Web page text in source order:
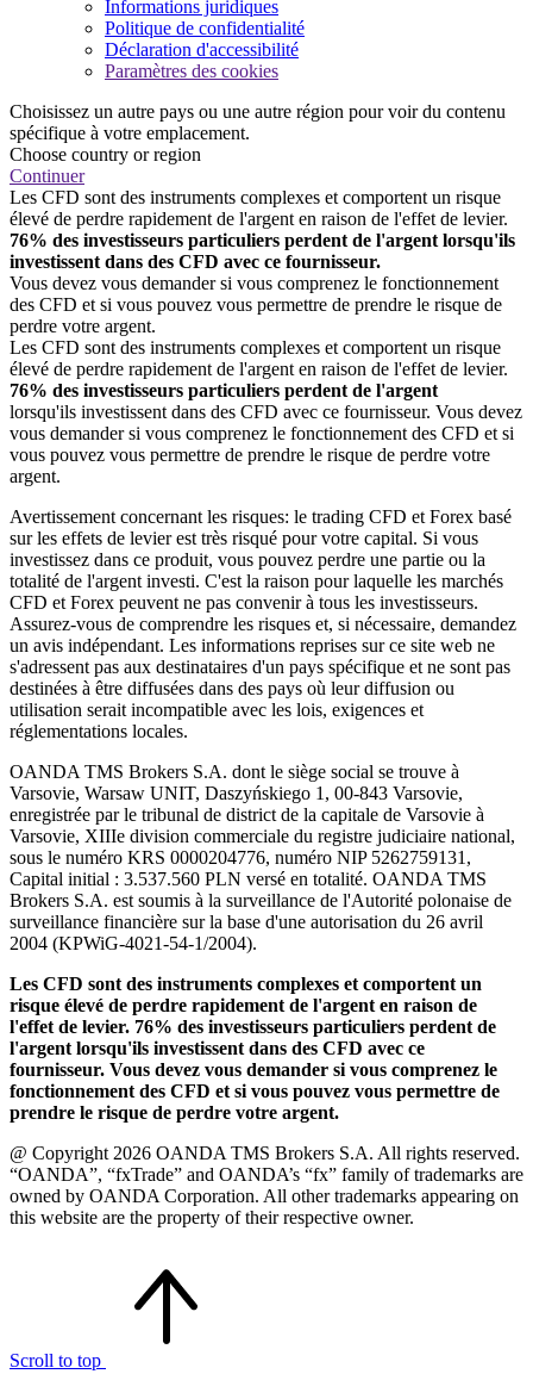
Informations juridiques
Politique de confidentialité
Déclaration d'accessibilité
Paramètres des cookies
Choisissez un autre pays ou une autre région pour voir du contenu
spécifique à votre emplacement.
Choose country or region
Continuer
Les CFD sont des instruments complexes et comportent un risque
élevé de perdre rapidement de l'argent en raison de l'effet de levier.
76% des investisseurs particuliers perdent de l'argent lorsqu'ils
investissent dans des CFD avec ce fournisseur.
Vous devez vous demander si vous comprenez le fonctionnement
des CFD et si vous pouvez vous permettre de prendre le risque de
perdre votre argent.
Les CFD sont des instruments complexes et comportent un risque
élevé de perdre rapidement de l'argent en raison de l'effet de levier.
76% des investisseurs particuliers perdent de l'argent
lorsqu'ils investissent dans des CFD avec ce fournisseur. Vous devez
vous demander si vous comprenez le fonctionnement des CFD et si
vous pouvez vous permettre de prendre le risque de perdre votre
argent.
Avertissement concernant les risques: le trading CFD et Forex basé
sur les effets de levier est très risqué pour votre capital. Si vous
investissez dans ce produit, vous pouvez perdre une partie ou la
totalité de l'argent investi. C'est la raison pour laquelle les marchés
CFD et Forex peuvent ne pas convenir à tous les investisseurs.
Assurez-vous de comprendre les risques et, si nécessaire, demandez
un avis indépendant. Les informations reprises sur ce site web ne
s'adressent pas aux destinataires d'un pays spécifique et ne sont pas
destinées à être diffusées dans des pays où leur diffusion ou
utilisation serait incompatible avec les lois, exigences et
réglementations locales.
OANDA TMS Brokers S.A. dont le siège social se trouve à
Varsovie, Warsaw UNIT, Daszyńskiego 1, 00-843 Varsovie,
enregistrée par le tribunal de district de la capitale de Varsovie à
Varsovie, XIIIe division commerciale du registre judiciaire national,
sous le numéro KRS 0000204776, numéro NIP 5262759131,
Capital initial : 3.537.560 PLN versé en totalité. OANDA TMS
Brokers S.A. est soumis à la surveillance de l'Autorité polonaise de
surveillance financière sur la base d'une autorisation du 26 avril
2004 (KPWiG-4021-54-1/2004).
Les CFD sont des instruments complexes et comportent un
risque élevé de perdre rapidement de l'argent en raison de
l'effet de levier. 76% des investisseurs particuliers perdent de
l'argent lorsqu'ils investissent dans des CFD avec ce
fournisseur. Vous devez vous demander si vous comprenez le
fonctionnement des CFD et si vous pouvez vous permettre de
prendre le risque de perdre votre argent.
@ Copyright 2026 OANDA TMS Brokers S.A. All rights reserved.
“OANDA”, “fxTrade” and OANDA’s “fx” family of trademarks are
owned by OANDA Corporation. All other trademarks appearing on
this website are the property of their respective owner.
Scroll to top